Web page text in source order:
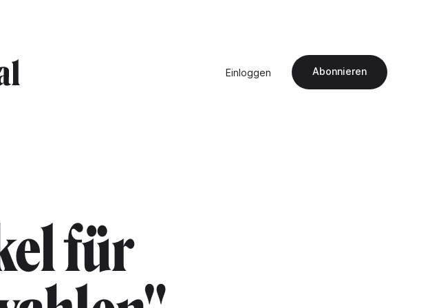
Einloggen Abonnieren
für